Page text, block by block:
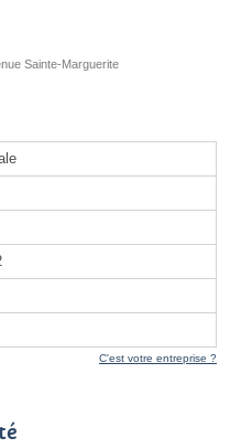
Sainte-Marguerite
C'est votre entreprise ?